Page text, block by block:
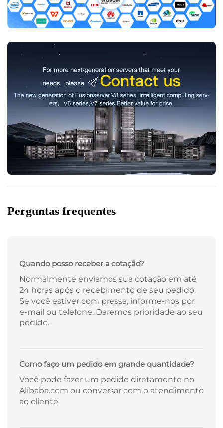
Perguntas frequentes
Quando posso receber a cotação?
Normalmente enviamos sua cotação em até
24 horas após o recebimento de seu pedido.
Se você estiver com pressa, informe-nos por
e-mail ou telefone. Daremos prioridade ao seu
pedido.
Como faço um pedido em grande quantidade?
Você pode fazer um pedido diretamente no
Alibaba.com ou conversar com o atendimento
ao cliente.